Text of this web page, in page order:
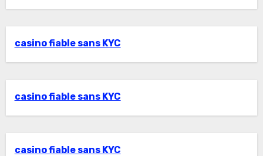
casino fiable sans KYC
casino fiable sans KYC
casino fiable sans KYC